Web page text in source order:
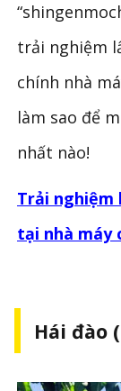
trải nghiệm
chính nhà
làm sao để
nhất nào!
Trải nghiệm
tại nhà máy
Hái đào